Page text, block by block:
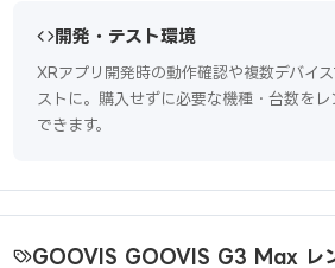
開発・テスト環境
XRアプリ開発時の動作確認や複数デバイ
ストに。購入せずに必要な機種・台数をレ
できます。
GOOVIS GOOVIS G3 Max レン